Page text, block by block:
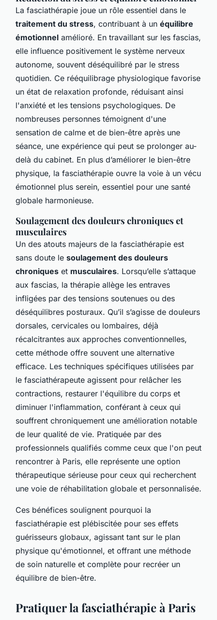
La fasciathérapie joue un rôle essentiel dans le
traitement du stress, contribuant à un équilibre
émotionnel amélioré. En travaillant sur les fascias,
elle influence positivement le système nerveux
autonome, souvent déséquilibré par le stress
quotidien. Ce rééquilibrage physiologique favorise
un état de relaxation profonde, réduisant ainsi
l'anxiété et les tensions psychologiques. De
nombreuses personnes témoignent d'une
sensation de calme et de bien-être après une
séance, une expérience qui peut se prolonger au-
delà du cabinet. En plus d’améliorer le bien-être
physique, la fasciathérapie ouvre la voie à un vécu
émotionnel plus serein, essentiel pour une santé
globale harmonieuse.
Soulagement des douleurs chroniques et
musculaires
Un des atouts majeurs de la fasciathérapie est
sans doute le soulagement des douleurs
chroniques et musculaires. Lorsqu’elle s’attaque
aux fascias, la thérapie allège les entraves
infligées par des tensions soutenues ou des
déséquilibres posturaux. Qu’il s’agisse de douleurs
dorsales, cervicales ou lombaires, déjà
récalcitrantes aux approches conventionnelles,
cette méthode offre souvent une alternative
efficace. Les techniques spécifiques utilisées par
le fasciathérapeute agissent pour relâcher les
contractions, restaurer l'équilibre du corps et
diminuer l'inflammation, conférant à ceux qui
souffrent chroniquement une amélioration notable
de leur qualité de vie. Pratiquée par des
professionnels qualifiés comme ceux que l'on peut
rencontrer à Paris, elle représente une option
thérapeutique sérieuse pour ceux qui recherchent
une voie de réhabilitation globale et personnalisée.
Ces bénéfices soulignent pourquoi la
fasciathérapie est plébiscitée pour ses effets
guérisseurs globaux, agissant tant sur le plan
physique qu'émotionnel, et offrant une méthode
de soin naturelle et complète pour recréer un
équilibre de bien-être.
Pratiquer la fasciathérapie à Paris